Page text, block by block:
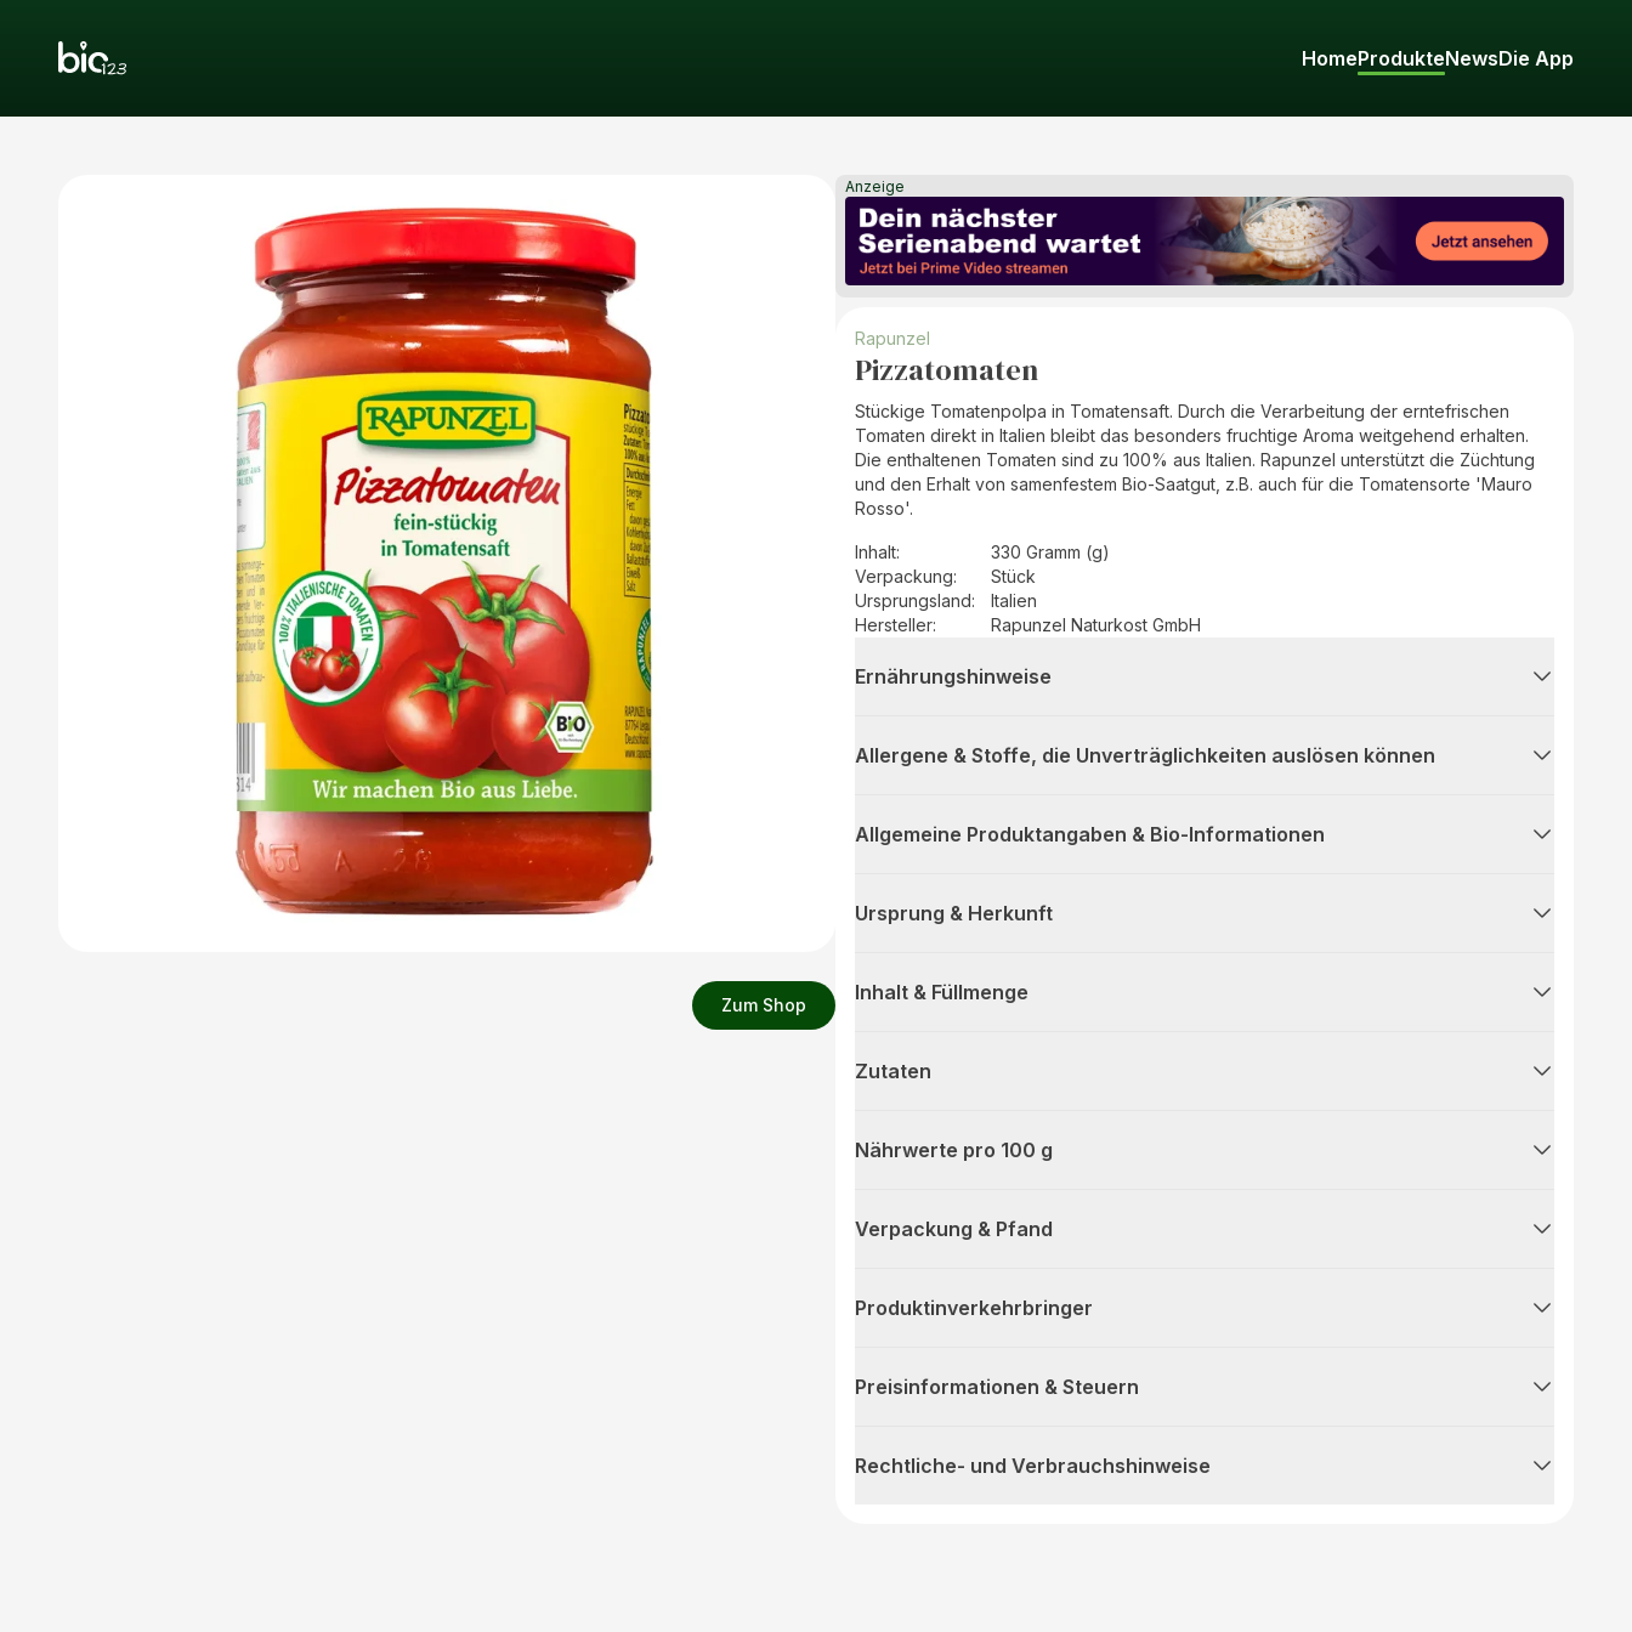
HomeProdukteNewsDie App
Zum Shop
Anzeige
Rapunzel
Pizzatomaten
Stückige Tomatenpolpa in Tomatensaft. Durch die Verarbeitung der erntefrischen
Tomaten direkt in Italien bleibt das besonders fruchtige Aroma weitgehend erhalten.
Die enthaltenen Tomaten sind zu 100% aus Italien. Rapunzel unterstützt die Züchtung
und den Erhalt von samenfestem Bio-Saatgut, z.B. auch für die Tomatensorte 'Mauro
Rosso'.
Inhalt:
330 Gramm (g)
Verpackung:
Stück
Ursprungsland:
Italien
Hersteller: Rapunzel Naturkost GmbH
Ernährungshinweise
Allergene & Stoffe, die Unverträglichkeiten auslösen können
Allgemeine Produktangaben & Bio-Informationen
Ursprung & Herkunft
Inhalt & Füllmenge
Zutaten
Nährwerte pro 100 g
Verpackung & Pfand
Produktinverkehrbringer
Preisinformationen & Steuern
Rechtliche- und Verbrauchshinweise